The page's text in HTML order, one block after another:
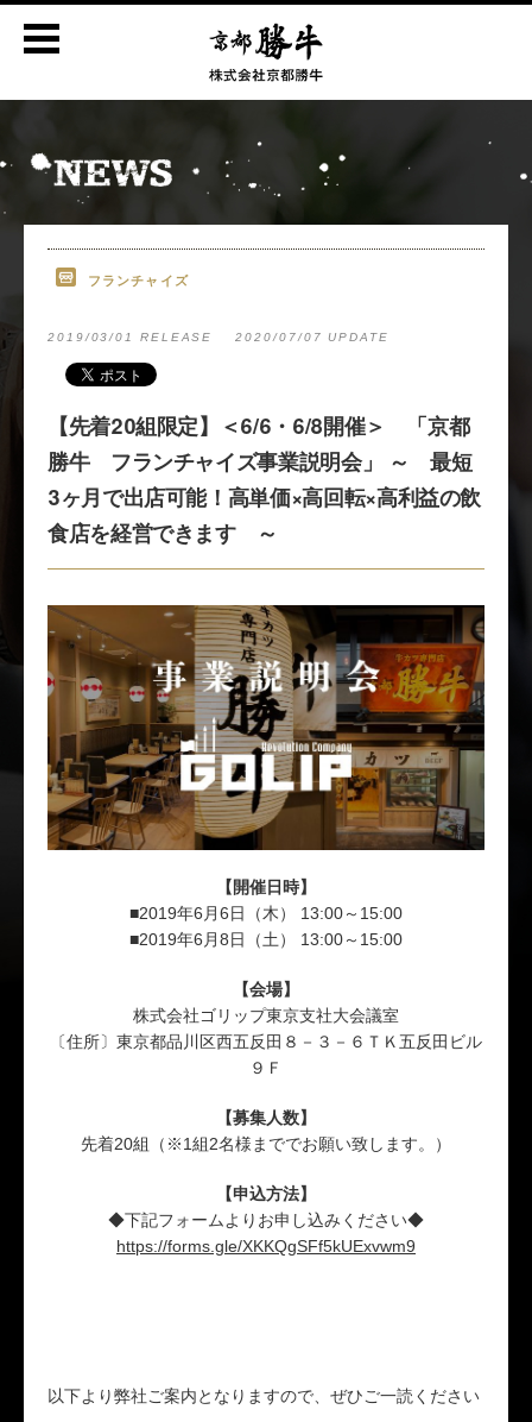
フランチャイズ
2019/03/01 RELEASE 2020/07/07 UPDATE
【先着20組限定】＜6/6・6/8開催＞ 「京都
勝牛 フランチャイズ事業説明会」 ～ 最短
3ヶ月で出店可能！高単価×高回転×高利益の飲
食店を経営できます ～
【開催日時】
■2019年6月6日（木） 13:00～15:00
■2019年6月8日（土） 13:00～15:00
【会場】
株式会社ゴリップ東京支社大会議室
〔住所〕東京都品川区西五反田８－３－６ＴＫ五反田ビル
９Ｆ
【募集人数】
先着20組（※1組2名様まででお願い致します。）
【申込方法】
◆下記フォームよりお申し込みください◆
https://forms.gle/XKKQgSFf5kUExvwm9
以下より弊社ご案内となりますので、ぜひご一読ください